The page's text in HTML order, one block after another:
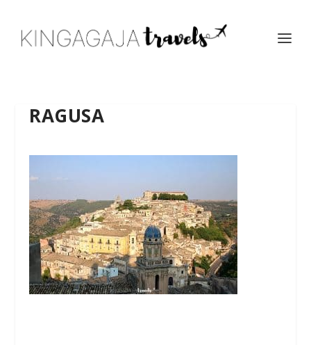
RAGUSA